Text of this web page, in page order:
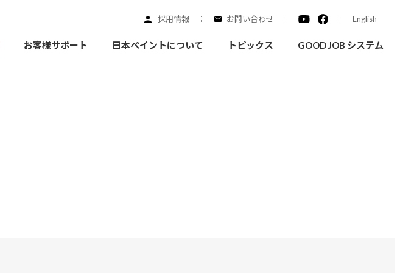
採用情報 お問い合わせ English
お客様サポート 日本ペイントについて トピックス GOOD JOB システム